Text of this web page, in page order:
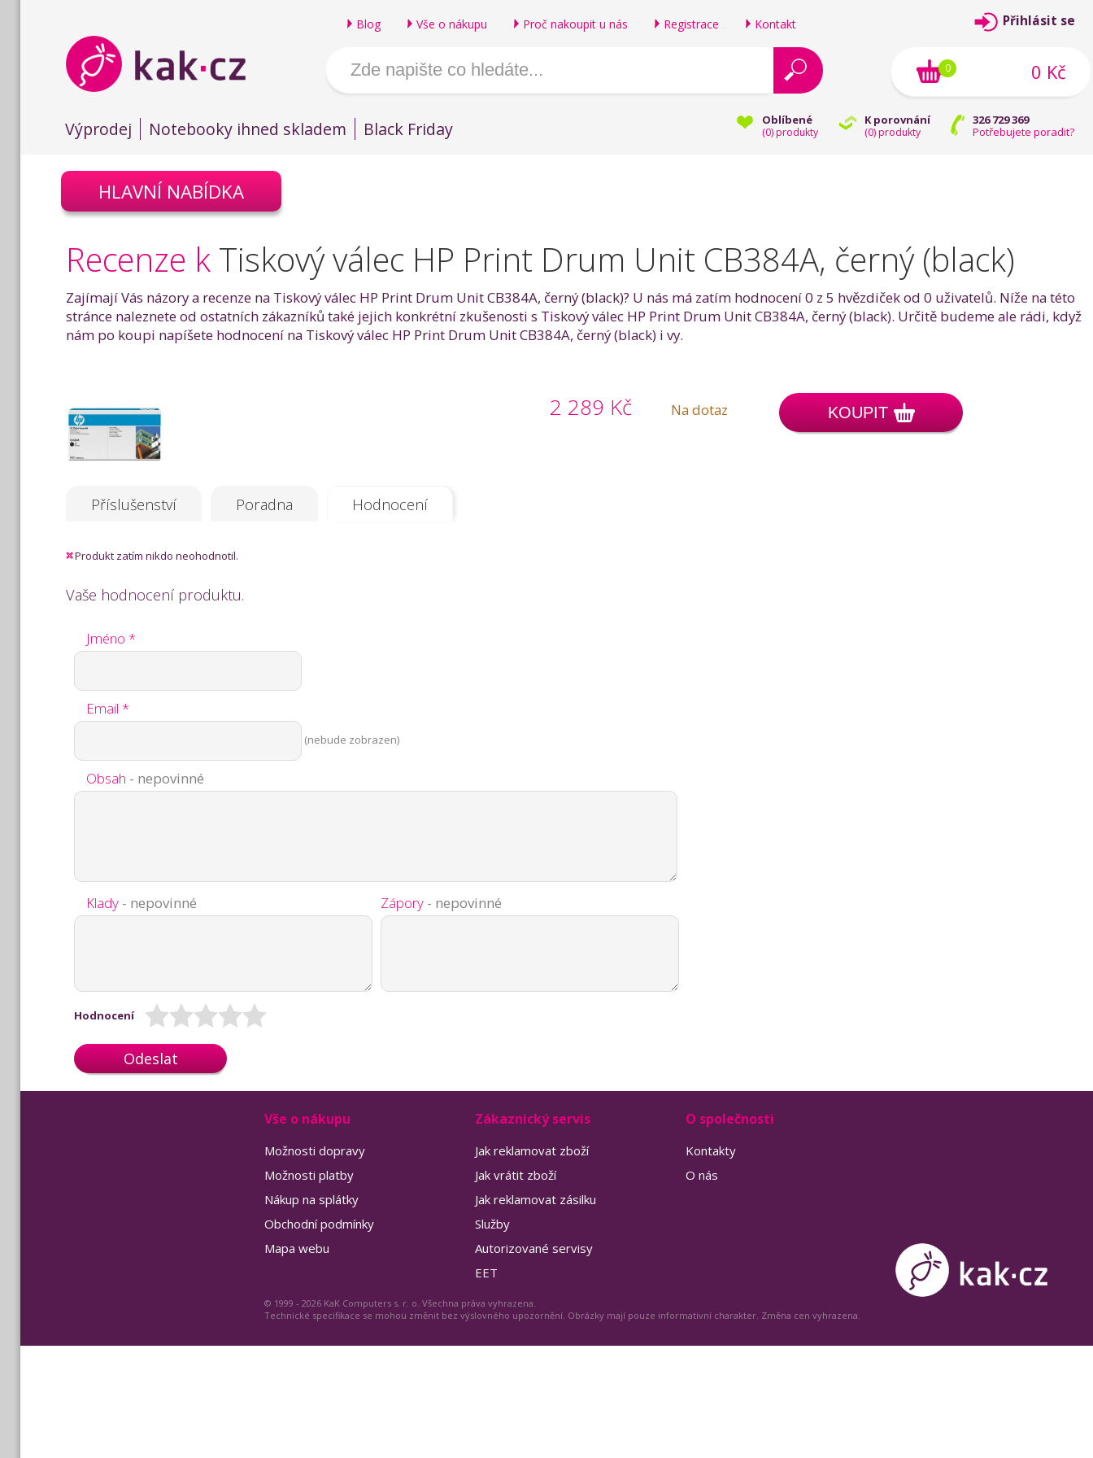
Blog Vše o nákupu Proč nakoupit u nás Registrace Kontakt
Oblíbené
(0) produkty
K porovnání
(0) produkty
326 729 369
Potřebujete poradit?
Výprodej Notebooky ihned skladem Black Friday
Přihlásit se
0 Kč
0
HLAVNÍ NABÍDKA
Recenze k Tiskový válec HP Print Drum Unit CB384A, černý (black)
Zajímají Vás názory a recenze na Tiskový válec HP Print Drum Unit CB384A, černý (black)? U nás má zatím hodnocení 0 z 5 hvězdiček od 0 uživatelů. Níže na této
stránce naleznete od ostatních zákazníků také jejich konkrétní zkušenosti s Tiskový válec HP Print Drum Unit CB384A, černý (black). Určitě budeme ale rádi, když
nám po koupi napíšete hodnocení na Tiskový válec HP Print Drum Unit CB384A, černý (black) i vy.
2 289 Kč Na dotaz KOUPIT
Příslušenství Poradna Hodnocení
Produkt zatím nikdo neohodnotil.
Vaše hodnocení produktu.
Jméno *
Email *
(nebude zobrazen)
Obsah - nepovinné
Klady - nepovinné Zápory - nepovinné
Hodnocení
Odeslat
Vše o nákupu
Možnosti dopravy
Možnosti platby
Nákup na splátky
Obchodní podmínky
Mapa webu
Zákaznický servis
Jak reklamovat zboží
Jak vrátit zboží
Jak reklamovat zásilku
Služby
Autorizované servisy
EET
O společnosti
Kontakty
O nás
© 1999 - 2026 KaK Computers s. r. o. Všechna práva vyhrazena.
Technické specifikace se mohou změnit bez výslovného upozornění. Obrázky mají pouze informativní charakter. Změna cen vyhrazena.